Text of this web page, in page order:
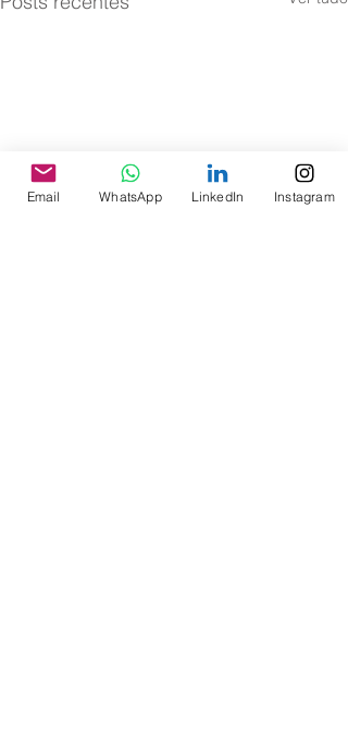
Email WhatsApp LinkedIn Instagram